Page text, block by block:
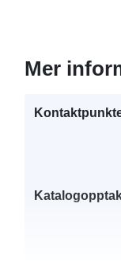
Mer